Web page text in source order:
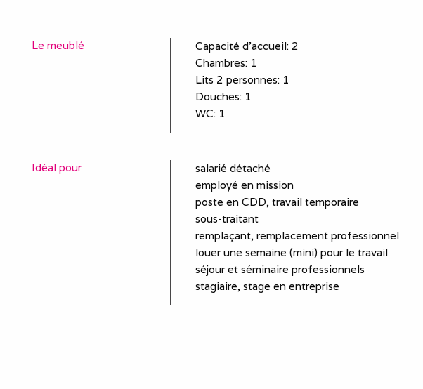
Le meublé Capacité d'accueil: 2
Chambres: 1
Lits 2 personnes: 1
Douches: 1
WC: 1
Idéal pour
salarié détaché
employé en mission
poste en CDD, travail temporaire
sous-traitant
remplaçant, remplacement professionnel
louer une semaine (mini) pour le travail
séjour et séminaire professionnels
stagiaire, stage en entreprise